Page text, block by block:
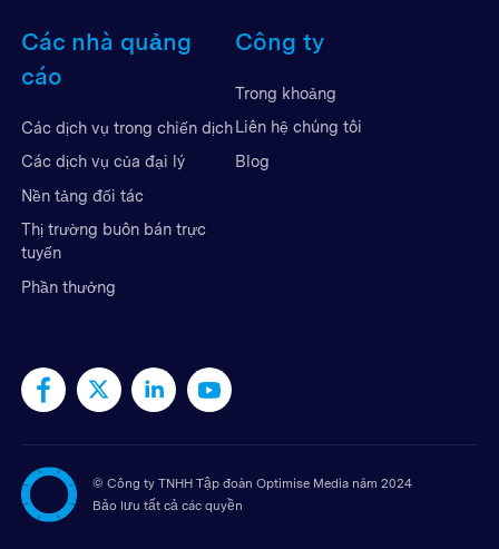
Các nhà quảng
cáo
Các dịch vụ trong chiến dịch
Các dịch vụ của đại lý
Nền tảng đối tác
Thị trường buôn bán trực
tuyến
Phần thưởng
Công ty
Trong khoảng
Liên hệ chúng tôi
Blog
© Công ty TNHH Tập đoàn Optimise Media năm 2024
Bảo lưu tất cả các quyền